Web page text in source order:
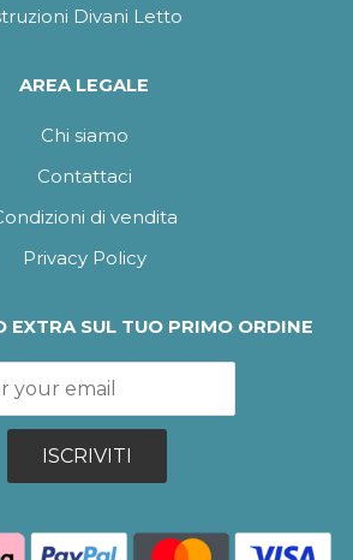
Divani Letto
AREA LEGALE
Chi siamo
Contattaci
di vendita
Privacy Policy
EXTRA SUL TUO PRIMO ORDINE
ISCRIVITI